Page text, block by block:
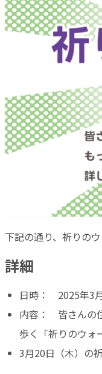
下記の通り、祈りの
詳細
日時： 2025年3
内容： 皆さんの
歩く「祈りのウォ
3月20日（木）の